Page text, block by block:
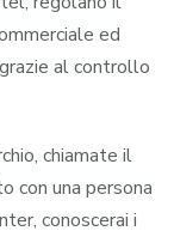
ed
al controllo
chiamate il
con una persona
conoscerai i